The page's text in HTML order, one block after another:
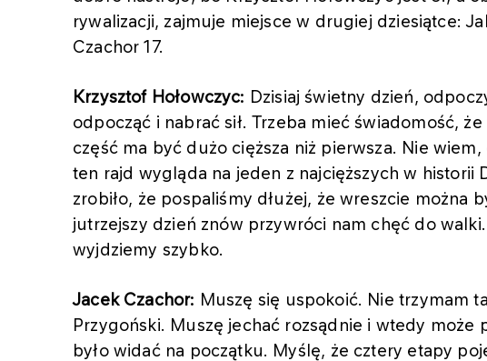
rywalizacji, zajmuje miejsce w drugiej dziesiątce:
Czachor 17.
Krzysztof Hołowczyc: Dzisiaj świetny dzień,
odpocząć i nabrać sił. Trzeba mieć świadomość,
część ma być dużo cięższa niż pierwsza. Nie
ten rajd wygląda na jeden z najcięższych w historii
zrobiło, że pospaliśmy dłużej, że wreszcie można
jutrzejszy dzień znów przywróci nam chęć do
wyjdziemy szybko.
Jacek Czachor: Muszę się uspokoić. Nie trzymam
Przygoński. Muszę jechać rozsądnie i wtedy może
było widać na początku. Myślę, że cztery etapy